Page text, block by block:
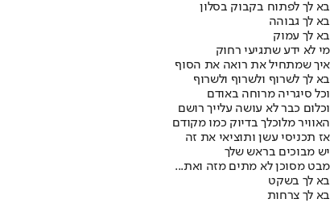
בא לך לפתוח בקבוק בסלון
בא לך גבוהה
בא לך עמוק
מי לא ידע שתגיעי רחוק
איך שמתחיל את רואה את הסוף
בא לך לשרוף ולשרוף ולשרוף
וכל סיגריה מרוחה באודם
וכלום כבר לא עושה עלייך רושם
האוויר מלוכלך בדיוק כמו מקודם
אז תכניסי עשן ותוציאי את זה
יש מבוכים בראש שלך
מבט מסוכן לא מתים מזה ואת...
בא לך בשקט
בא לך צרחות